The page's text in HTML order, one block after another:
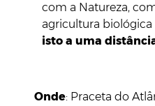
com a Natureza,
agricultura
isto a uma
Onde: Praceta do